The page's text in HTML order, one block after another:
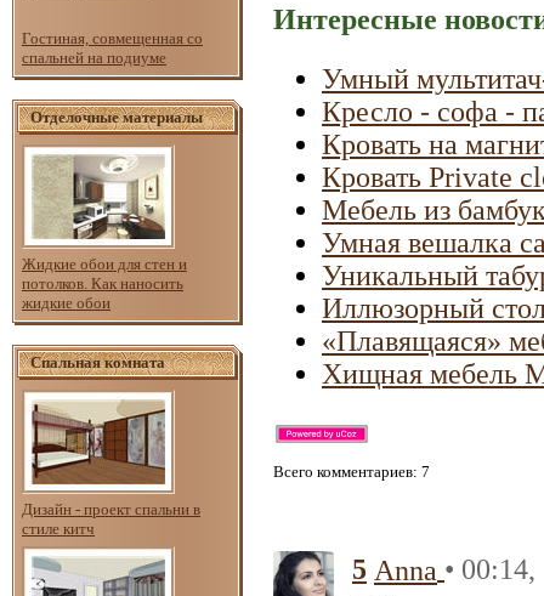
Гостиная, совмещенная со
спальней на подиуме
Отделочные материалы
Жидкие обои для стен и
потолков. Как наносить
жидкие обои
Спальная комната
Дизайн - проект спальни в
стиле китч
Интересные
Умный
Кресло - софа -
Кровать на
Кровать Private
Мебель из
Умная вешалка
Уникальный
Иллюзорный
«Плавящаяся»
Хищная мебель
Всего комментариев: 7
5 Anna •